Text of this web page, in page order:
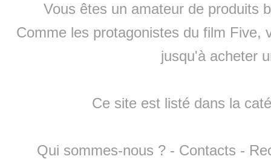
Vous êtes un amateur de produits
Comme les protagonistes du film Five,
jusqu'à acheter
Ce site est listé dans la
Qui sommes-nous ? - Contacts -